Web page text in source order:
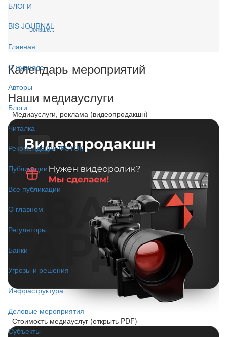
БЛОГИ
BIS JOURNAL
Главная
О журнале
Авторы
Блоги
Читалка
Рекомендации ФСТЭК
Публикации
Все публикации
О главном
Регуляторы
Банки
Угрозы и решения
Инфраструктура
Деловые мероприятия
Субъекты
Больше...
Календарь мероприятий
Наши медиауслуги
- Медиауслуги, реклама (видеопродакшн) -
- Стоимость медиауслуг (открыть PDF) -